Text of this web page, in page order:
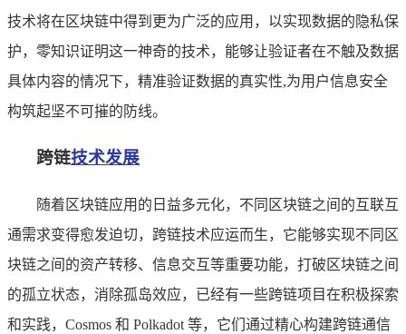
技术将在区块链中得到更为广泛的应用，以实现数据的隐私保
护，零知识证明这一神奇的技术，能够让验证者在不触及数据
具体内容的情况下，精准验证数据的真实性,为用户信息安全
构筑起坚不可摧的防线。
跨链技术发展
随着区块链应用的日益多元化，不同区块链之间的互联互
通需求变得愈发迫切，跨链技术应运而生，它能够实现不同区
块链之间的资产转移、信息交互等重要功能，打破区块链之间
的孤立状态，消除孤岛效应，已经有一些跨链项目在积极探索
和实践，Cosmos 和 Polkadot 等，它们通过精心构建跨链通信